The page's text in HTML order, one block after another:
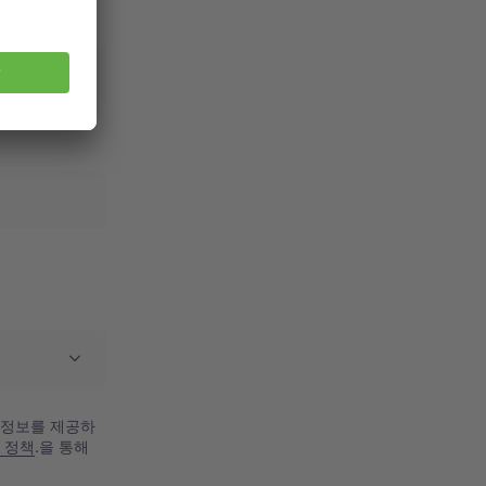
보를 제공하
책.을 통해